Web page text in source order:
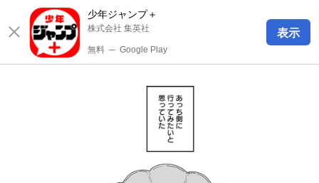
少年ジャンプ＋
株式会社 集英社
無料 ─ Google Play
表示